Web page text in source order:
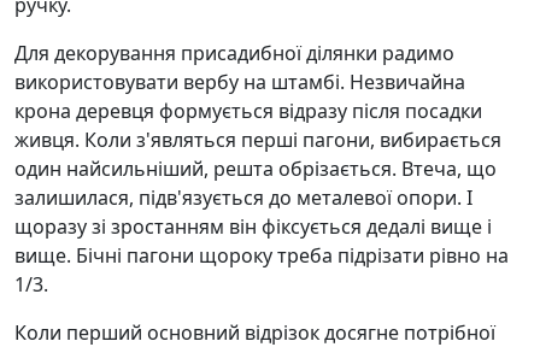
Для декорування присадибної ділянки радимо
використовувати вербу на штамбі. Незвичайна
крона деревця формується відразу після посадки
живця. Коли з'являться перші пагони, вибирається
один найсильніший, решта обрізається. Втеча, що
залишилася, підв'язується до металевої опори. І
щоразу зі зростанням він фіксується дедалі вище і
вище. Бічні пагони щороку треба підрізати рівно на
1/3.
Коли перший основний відрізок досягне потрібної